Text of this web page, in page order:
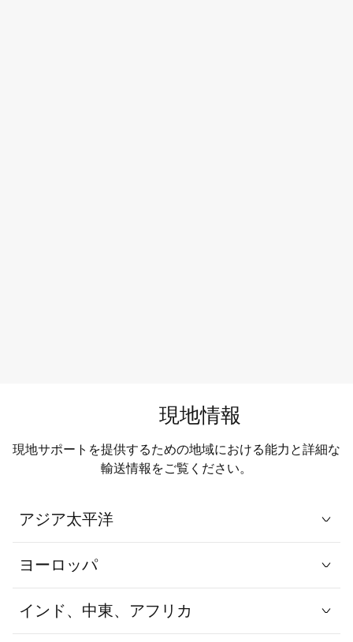
現地情報
現地サポートを提供するための地域における能力と詳細な
輸送情報をご覧ください。
アジア太平洋
ヨーロッパ
インド、中東、アフリカ